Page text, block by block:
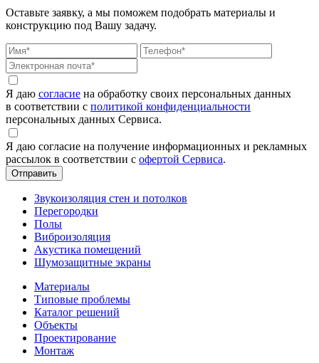
Оставьте заявку, а мы поможем подобрать материалы и
конструкцию под Вашу задачу.
Я даю согласие на обработку своих персональных данных
в соответствии с политикой конфиденциальности
персональных данных Сервиса.
Я даю согласие на получение информационных и рекламных
рассылок в соответствии с офертой Сервиса.
Звукоизоляция стен и потолков
Перегородки
Полы
Виброизоляция
Акустика помещений
Шумозащитные экраны
Материалы
Типовые проблемы
Каталог решений
Объекты
Проектирование
Монтаж